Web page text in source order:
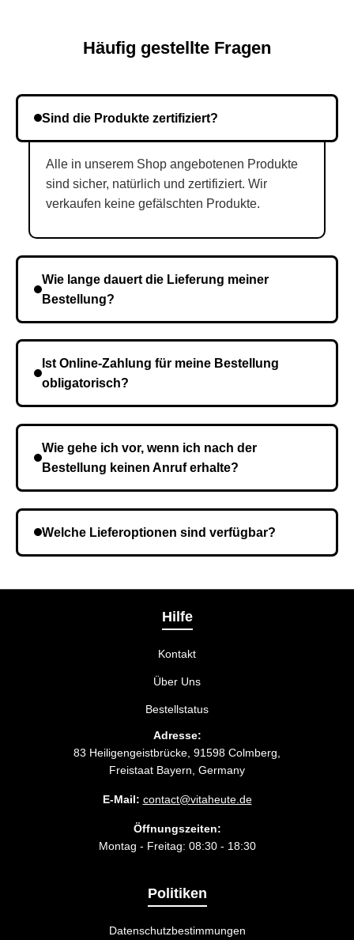
Häufig gestellte Fragen
Sind die Produkte zertifiziert?
Alle in unserem Shop angebotenen Produkte
sind sicher, natürlich und zertifiziert. Wir
verkaufen keine gefälschten Produkte.
Wie lange dauert die Lieferung meiner
Bestellung?
Kurierdienst und die Zeit hängt davon ab.
Ist Online-Zahlung für meine Bestellung
obligatorisch?
Wie gehe ich vor, wenn ich nach der
Bestellung keinen Anruf erhalte?
und wiederholen Sie gegebenenfalls die Bestellung.
Welche Lieferoptionen sind verfügbar?
Liefermethode wählen, die am besten zu Ihnen
Hilfe
Kontakt
Über Uns
Bestellstatus
Adresse:
83 Heiligengeistbrücke, 91598 Colmberg,
Freistaat Bayern, Germany
E-Mail: contact@vitaheute.de
Öffnungszeiten:
Montag - Freitag: 08:30 - 18:30
Politiken
Datenschutzbestimmungen